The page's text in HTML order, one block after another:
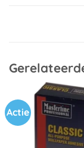
Actie